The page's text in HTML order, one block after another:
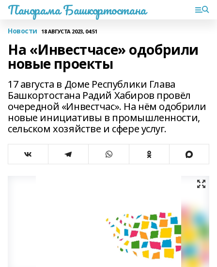
Панорама Башкортостана
Новости 18 АВГУСТА 2023, 04:51
На «Инвестчасе» одобрили
новые проекты
17 августа в Доме Республики Глава
Башкортостана Радий Хабиров провёл
очередной «Инвестчас». На нём одобрили
новые инициативы в промышленности,
сельском хозяйстве и сфере услуг.